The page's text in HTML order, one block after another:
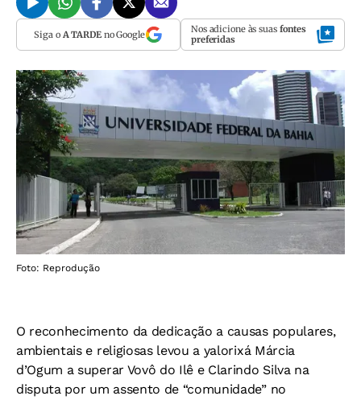
Siga o A TARDEno Google Nos adicione às suas fontes
preferidas
Foto: Reprodução
O reconhecimento da dedicação a causas populares,
ambientais e religiosas levou a yalorixá Márcia
d’Ogum a superar Vovô do Ilê e Clarindo Silva na
disputa por um assento de “comunidade” no